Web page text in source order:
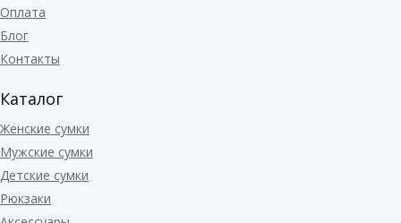
Оплата
Блог
Контакты
Каталог
Женские сумки
Мужские сумки
Детские сумки
Рюкзаки